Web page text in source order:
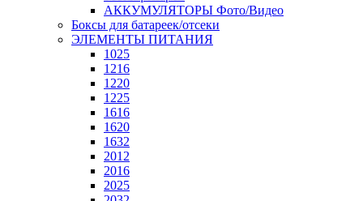
АККУМУЛЯТОРЫ Фото/Видео
Боксы для батареек/отсеки
ЭЛЕМЕНТЫ ПИТАНИЯ
1025
1216
1220
1225
1616
1620
1632
2012
2016
2025